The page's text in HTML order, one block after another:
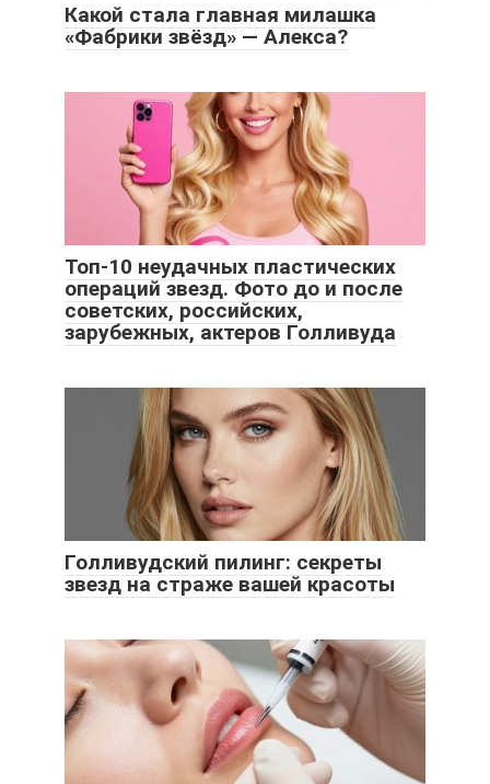
Какой стала главная милашка
«Фабрики звёзд» — Алекса?
Топ-10 неудачных пластических
операций звезд. Фото до и после
советских, российских,
зарубежных, актеров Голливуда
Голливудский пилинг: секреты
звезд на страже вашей красоты